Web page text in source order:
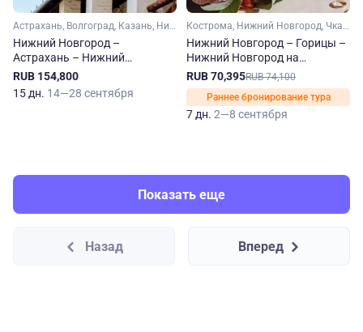
Астрахань, Волгоград, Казань, Нижний Новгород, Самара, Саратов, Чебоксары, Тольятти, Свияжск
Нижний Новгород –
Астрахань – Нижний
Новгород на теплоходе
Михаил Фрунзе
RUB 154,800
15 дн. 14—28 сентября
Кострома, Нижний Новгород, Чкаловский, Ярославль, Углич, Плес
Нижний Новгород – Горицы –
Нижний Новгород на
теплоходе Михаил Фрунзе
RUB 70,395RUB 74,100
Раннее бронирование тура
7 дн. 2—8 сентября
Показать еще
Назад Вперед